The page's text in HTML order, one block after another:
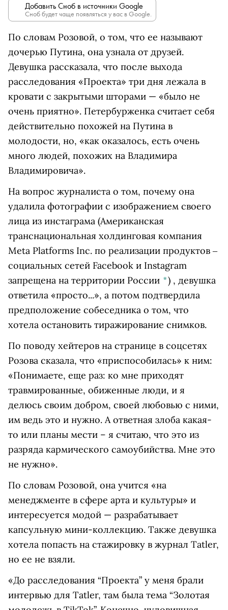
Добавить Сноб в источники Google
Сноб будет чаще появляться у вас в Google.
По словам Розовой, о том, что ее называют
дочерью Путина, она узнала от друзей.
Девушка рассказала, что после выхода
расследования «Проекта» три дня лежала в
кровати с закрытыми шторами — «было не
очень приятно». Петербурженка считает себя
действительно похожей на Путина в
молодости, но, «как оказалось, есть очень
много людей, похожих на Владимира
Владимировича».
На вопрос журналиста о том, почему она
удалила фотографии с изображением своего
лица из инстаграма (Американская
транснациональная холдинговая компания
Meta Platforms Inc. по реализации продуктов ‒
социальных сетей Facebook и Instagram
запрещена на территории России *) , девушка
ответила «просто...», а потом подтвердила
предположение собеседника о том, что
хотела остановить тиражирование снимков.
По поводу хейтеров на странице в соцсетях
Розова сказала, что «приспособилась» к ним:
«Понимаете, еще раз: ко мне приходят
травмированные, обиженные люди, и я
делюсь своим добром, своей любовью с ними,
им ведь это и нужно. А ответная злоба какая-
то или планы мести – я считаю, что это из
разряда кармического самоубийства. Мне это
не нужно».
По словам Розовой, она учится «на
менеджменте в сфере арта и культуры» и
интересуется модой — разрабатывает
капсульную мини-коллекцию. Также девушка
хотела попасть на стажировку в журнал Tatler,
но ее не взяли.
«До расследования “Проекта” у меня брали
интервью для Tatler, там была тема “Золотая